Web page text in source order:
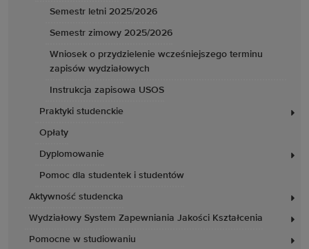
Semestr letni 2025/2026
Semestr zimowy 2025/2026
Wniosek o przydzielenie wcześniejszego terminu
zapisów wydziałowych
Instrukcja zapisowa USOS
Praktyki studenckie
Opłaty
Dyplomowanie
Pomoc dla studentek i studentów
Aktywność studencka
Wydziałowy System Zapewniania Jakości Kształcenia
Pomocne w studiowaniu